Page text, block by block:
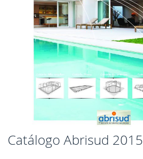
Catálogo Abrisud 2015
Saltar
al